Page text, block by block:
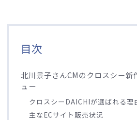
目次
北川景子さんCMのクロスシー新
ュー
クロスシーDAICHIが選ばれる理
主なECサイト販売状況